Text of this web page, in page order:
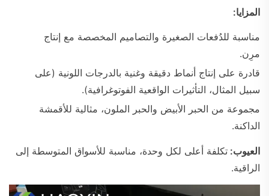
المزايا:
مناسبة للدُفعات الصغيرة والتصاميم المخصصة مع إنتاج
مرِن.
قادرة على إنتاج أنماط دقيقة وغنية بالدرجات اللونية (على
سبيل المثال، التأثيرات الواقعية الفوتوغرافية).
مجموعة من الحبر الأبيض والحبر الملون، مثالية للأقمشة
الداكنة.
العيوب: تكلفة أعلى لكل وحدة، مناسبة للأسواق المتوسطة إلى
الراقية.